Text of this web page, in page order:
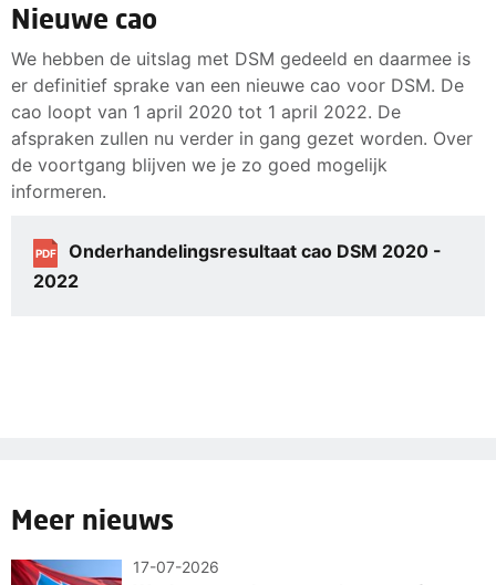
Nieuwe cao
We hebben de uitslag met DSM gedeeld en daarmee is
er definitief sprake van een nieuwe cao voor DSM. De
cao loopt van 1 april 2020 tot 1 april 2022. De
afspraken zullen nu verder in gang gezet worden. Over
de voortgang blijven we je zo goed mogelijk
informeren.
PDF
Onderhandelingsresultaat cao DSM 2020 -
2022
Meer nieuws
17-07-2026